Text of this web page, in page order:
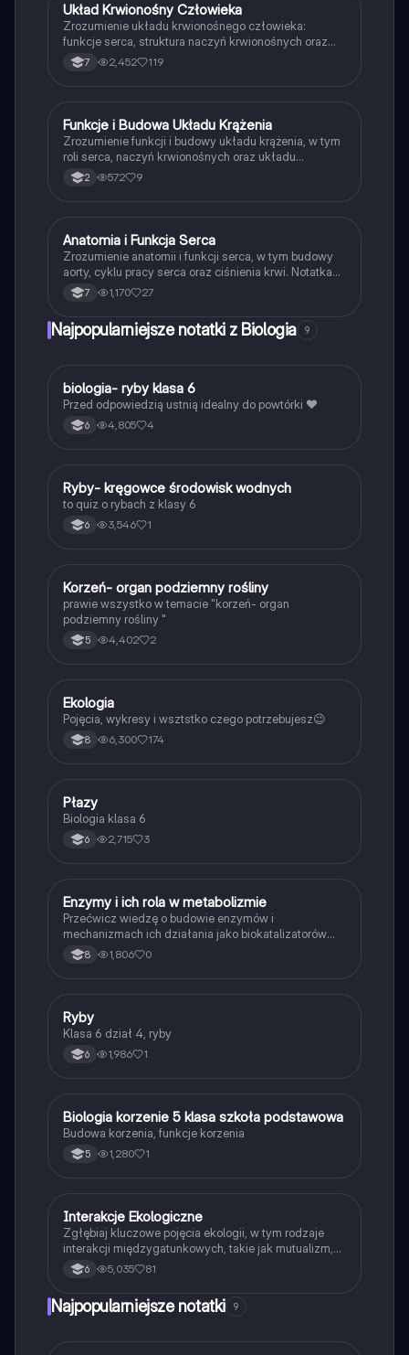
Biologia
Układ Krwionośny Człowieka
Zrozumienie układu krwionośnego człowieka:
funkcje serca, struktura naczyń krwionośnych oraz
proces krążenia krwi. Dowiedz się, jak krew
transportuje tlen do narządów i jak działa krwiobieg.
7 2,452 119
Biologia
Funkcje i Budowa Układu Krążenia
Zrozumienie funkcji i budowy układu krążenia, w tym
roli serca, naczyń krwionośnych oraz układu
limfatycznego. Notatka zawiera kluczowe informacje
o krwi, jej składzie oraz procesach takich jak
podsumowanie.
2 572 9
Biologia
Anatomia i Funkcja Serca
Zrozumienie anatomii i funkcji serca, w tym budowy
aorty, cyklu pracy serca oraz ciśnienia krwi. Notatka
omawia kluczowe aspekty układu krążenia, w tym
rolę przedsionków, komór i naczyń krwionośnych.
Idealna dla uczniów przygotowujących się do
egzaminów z biologii.
7 1,170 27
Najpopularniejsze notatki z Biologia 9
BBiologia
biologia- ryby klasa 6
Przed odpowiedzią ustnią idealny do powtórki ❤️
6 4,805 4
RBiologia
Ryby- kręgowce środowisk wodnych
to quiz o rybach z klasy 6
6 3,546 1
KBiologia
Korzeń- organ podziemny rośliny
prawie wszystko w temacie "korzeń- organ
podziemny rośliny "
5 4,402 2
Biologia
Ekologia
Pojęcia, wykresy i wsztstko czego potrzebujesz😉
8 6,300 174
PBiologia
Płazy
Biologia klasa 6
6 2,715 3
EBiologia
Enzymy i ich rola w metabolizmie
Przećwicz wiedzę o budowie enzymów i
mechanizmach ich działania jako biokatalizatorów
przyspieszających reakcje.
8 1,806 0
RBiologia
Ryby
Klasa 6 dział 4, ryby
6 1,986 1
BBiologia
Biologia korzenie 5 klasa szkoła podstawowa
Budowa korzenia, funkcje korzenia
5 1,280 1
Biologia
Interakcje Ekologiczne
Zgłębiaj kluczowe pojęcia ekologii, w tym rodzaje
interakcji międzygatunkowych, takie jak mutualizm,
komensalizm, drapieżnictwo i pasożytnictwo.
Dowiedz się o strukturze populacji, ekosystemach
oraz zależnościach pokarmowych. Idealne dla
studentów biologii i ekologii. Typ: podsumowanie.
6 5,035 81
Najpopularniejsze notatki 9